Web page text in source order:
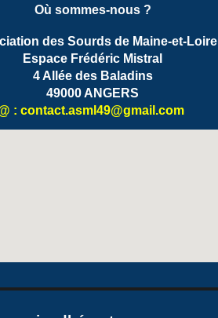
Où sommes-nous ?
des Sourds de Maine-et-Loire
Espace Frédéric Mistral
4 Allée des Baladins
49000 ANGERS
: contact.asml49@gmail.com